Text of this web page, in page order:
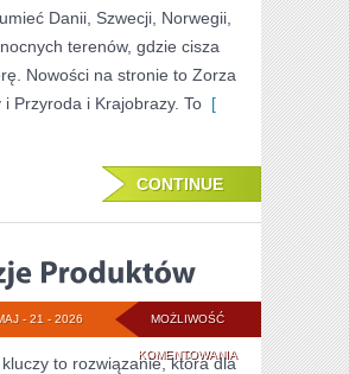
Danii, Szwecji, Norwegii,
terenów, gdzie cisza
Nowości na stronie to Zorza
Przyroda i Krajobrazy. To [
CONTINUE
MOŻLIWOŚĆ
KOMENTOWANIATESTY
- 21 - 2026
to rozwiązanie, która dla